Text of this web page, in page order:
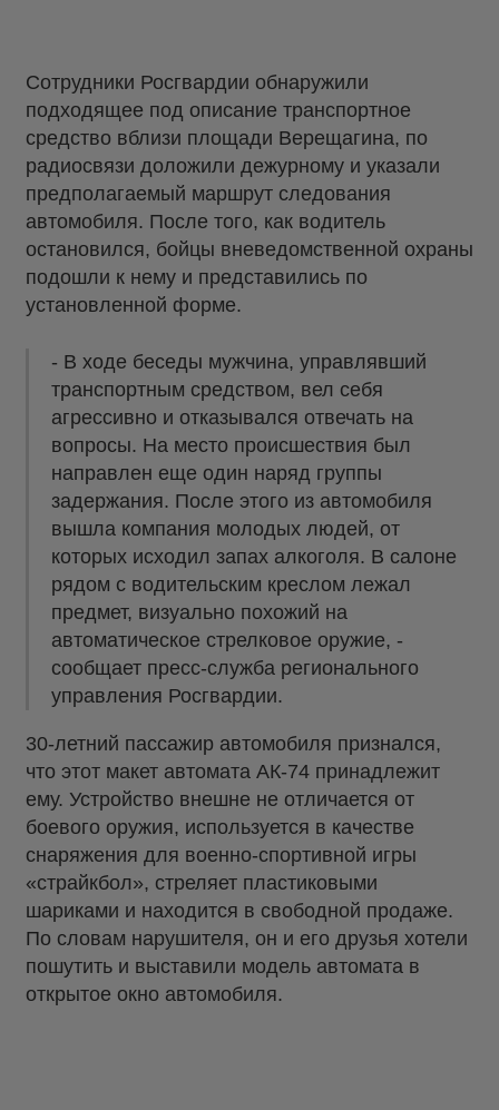
Сотрудники Росгвардии обнаружили
подходящее под описание транспортное
средство вблизи площади Верещагина, по
радиосвязи доложили дежурному и указали
предполагаемый маршрут следования
автомобиля. После того, как водитель
остановился, бойцы вневедомственной охраны
подошли к нему и представились по
установленной форме.
- В ходе беседы мужчина, управлявший
транспортным средством, вел себя
агрессивно и отказывался отвечать на
вопросы. На место происшествия был
направлен еще один наряд группы
задержания. После этого из автомобиля
вышла компания молодых людей, от
которых исходил запах алкоголя. В салоне
рядом с водительским креслом лежал
предмет, визуально похожий на
автоматическое стрелковое оружие, -
сообщает пресс-служба регионального
управления Росгвардии.
30-летний пассажир автомобиля признался,
что этот макет автомата АК-74 принадлежит
ему. Устройство внешне не отличается от
боевого оружия, используется в качестве
снаряжения для военно-спортивной игры
«страйкбол», стреляет пластиковыми
шариками и находится в свободной продаже.
По словам нарушителя, он и его друзья хотели
пошутить и выставили модель автомата в
открытое окно автомобиля.